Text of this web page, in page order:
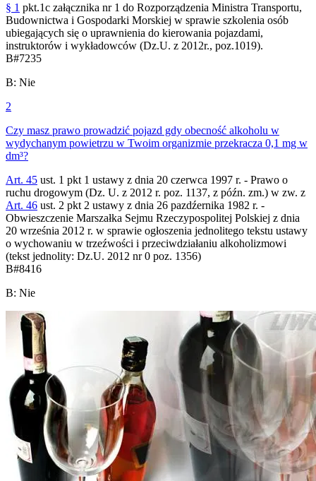
§ 1 pkt.1c załącznika nr 1 do Rozporządzenia Ministra Transportu,
Budownictwa i Gospodarki Morskiej w sprawie szkolenia osób
ubiegających się o uprawnienia do kierowania pojazdami,
instruktorów i wykładowców (Dz.U. z 2012r., poz.1019).
B#7235
B: Nie
2
Czy masz prawo prowadzić pojazd gdy obecność alkoholu w
wydychanym powietrzu w Twoim organizmie przekracza 0,1 mg w
dm³?
Art. 45 ust. 1 pkt 1 ustawy z dnia 20 czerwca 1997 r. - Prawo o
ruchu drogowym (Dz. U. z 2012 r. poz. 1137, z późn. zm.) w zw. z
Art. 46 ust. 2 pkt 2 ustawy z dnia 26 pazdźernika 1982 r. -
Obwieszczenie Marszałka Sejmu Rzeczypospolitej Polskiej z dnia
20 września 2012 r. w sprawie ogłoszenia jednolitego tekstu ustawy
o wychowaniu w trzeźwości i przeciwdziałaniu alkoholizmowi
(tekst jednolity: Dz.U. 2012 nr 0 poz. 1356)
B#8416
B: Nie